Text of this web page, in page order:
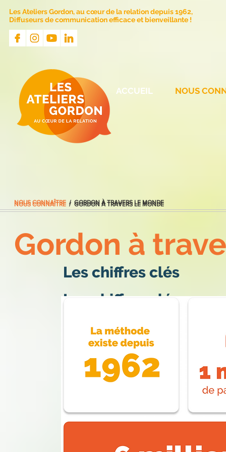
Les Ateliers Gordon, au cœur de la relation depuis 1962,
Diffuseurs de communication efficace et bienveillante !
NOUS CONNAÎTRE / GORDON À TRAVERS LE MONDE
Les chiffres clés
Gordon à
NOUS CONNAÎTRE / GORDON À TRAVERS LE MONDE
Les chiffres clés
ACCUEIL NOUS